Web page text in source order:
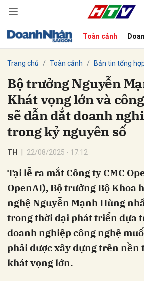
Toàn cảnh
Trang chủ Toàn cảnh Bản tin tổng hợp
Bộ trưởng Nguyễn
Khát vọng lớn và
sẽ dẫn dắt doanh
trong kỷ nguyên số
TH 22/08/2025 - 17:12
Tại lễ ra mắt Công ty CMC
OpenAI), Bộ trưởng Bộ Khoa
nghệ Nguyễn Mạnh Hùng
trong thời đại phát triển dựa
doanh nghiệp công nghệ
phải được xây dựng trên nền
khát vọng lớn.